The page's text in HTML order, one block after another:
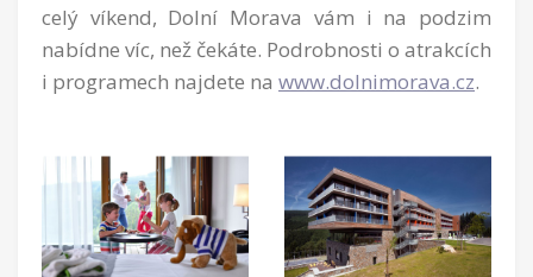
celý víkend, Dolní Morava vám i na podzim
nabídne víc, než čekáte. Podrobnosti o atrakcích
i programech najdete na www.dolnimorava.cz.